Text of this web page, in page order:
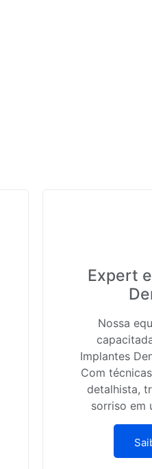
Expert
Nossa
Implantes
Com
detalhista,
sorriso em